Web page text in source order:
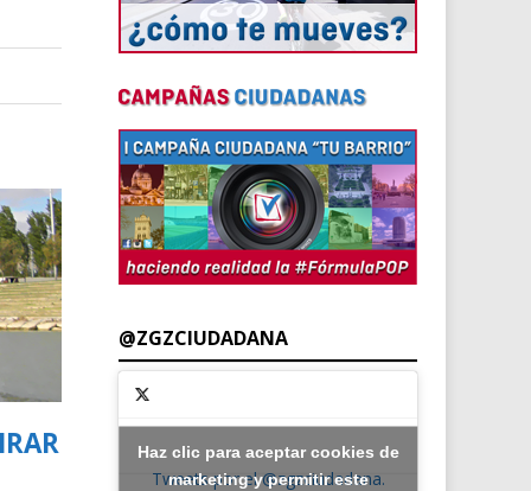
@ZGZCIUDADANA
Tweets por el @zgzciudadana.
Haz clic para aceptar cookies de
marketing y permitir este